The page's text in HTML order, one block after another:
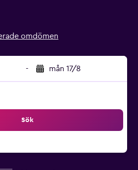
omdömen
- mån 17/8
Sök